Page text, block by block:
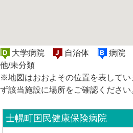
大学病院 自治体 病院
他/未分類
※地図はおおよその位置を表して
ず該当施設に場所をご確認ください
士幌町国民健康保険病院